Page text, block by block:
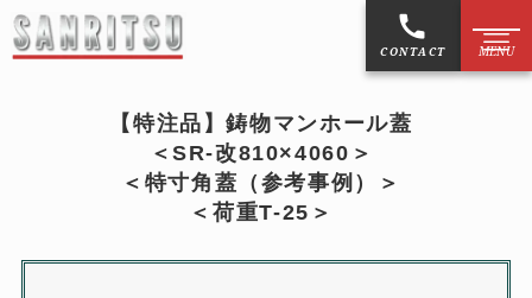
お知らせ
CONTACT
【特注品】鋳物マンホール蓋
＜SR-改810×4060＞
＜特寸角蓋（参考事例）＞
＜荷重T-25＞